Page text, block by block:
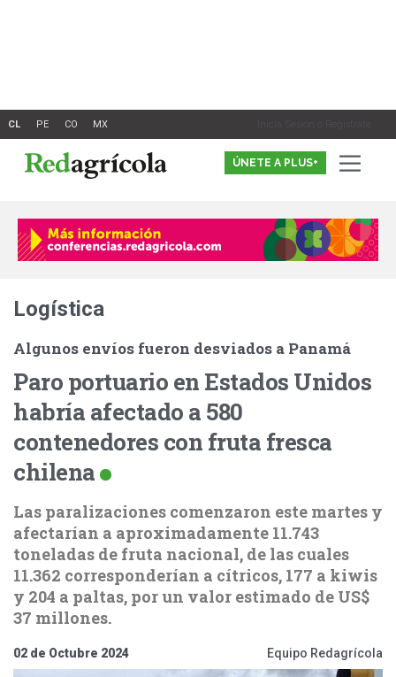
Inicia Sesión o Registrate
ÚNETE A PLUS+
Logística
Algunos envíos fueron desviados a Panamá
Paro portuario en Estados Unidos
habría afectado a 580
contenedores con fruta fresca
chilena
Las paralizaciones comenzaron este martes y
afectarían a aproximadamente 11.743
toneladas de fruta nacional, de las cuales
11.362 corresponderían a cítricos, 177 a kiwis
y 204 a paltas, por un valor estimado de US$
37 millones.
02 de Octubre 2024 Equipo Redagrícola